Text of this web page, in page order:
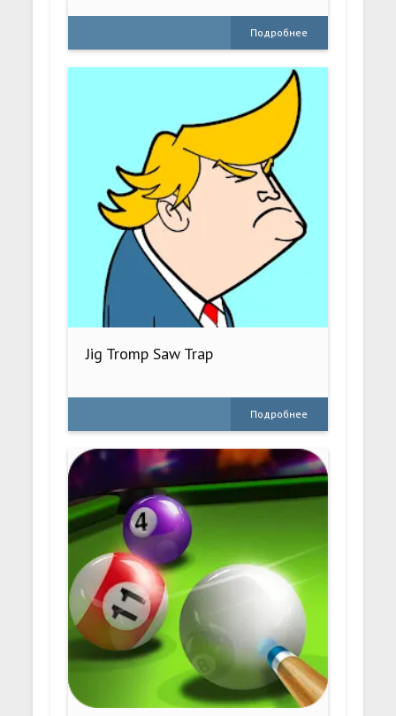
Подробнее
Jig Tromp Saw Trap
Подробнее